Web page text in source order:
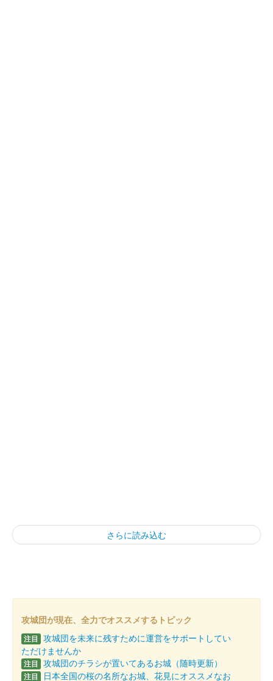
さらに読み込む
攻城団が現在、全力でオススメするトピック
注目 攻城団を未来に残すために運営をサポートしてい
ただけませんか
注目 攻城団のチラシが置いてあるお城（随時更新）
注目 日本全国の桜の名所なお城、花見にオススメなお